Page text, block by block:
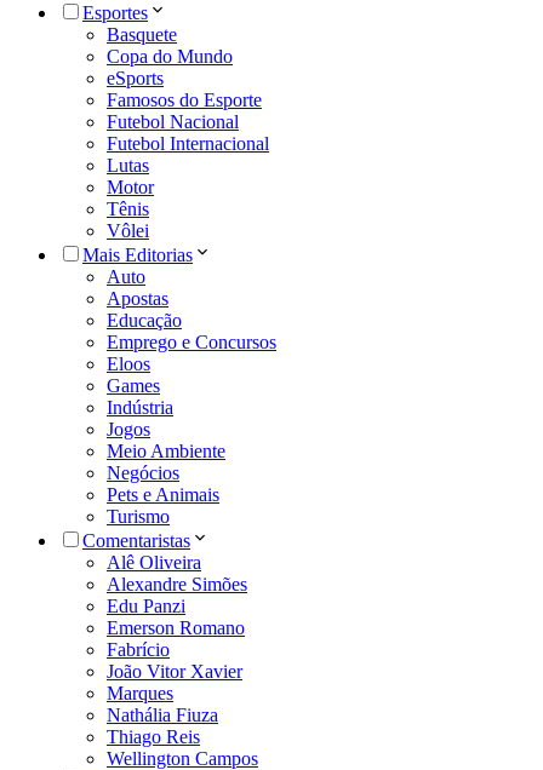
Esportes
Basquete
Copa do Mundo
eSports
Famosos do Esporte
Futebol Nacional
Futebol Internacional
Lutas
Motor
Tênis
Vôlei
Mais Editorias
Auto
Apostas
Educação
Emprego e Concursos
Eloos
Games
Indústria
Jogos
Meio Ambiente
Negócios
Pets e Animais
Turismo
Comentaristas
Alê Oliveira
Alexandre Simões
Edu Panzi
Emerson Romano
Fabrício
João Vitor Xavier
Marques
Nathália Fiuza
Thiago Reis
Wellington Campos